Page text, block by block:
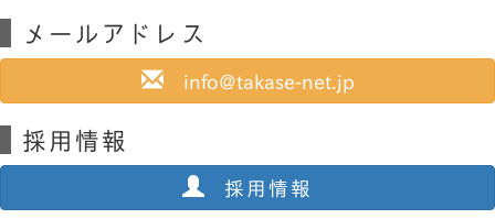
メールアドレス
info@takase-net.jp
採用情報
採用情報